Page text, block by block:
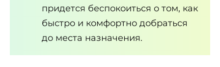
придется беспокоиться о том, как
быстро и комфортно добраться
до места назначения.